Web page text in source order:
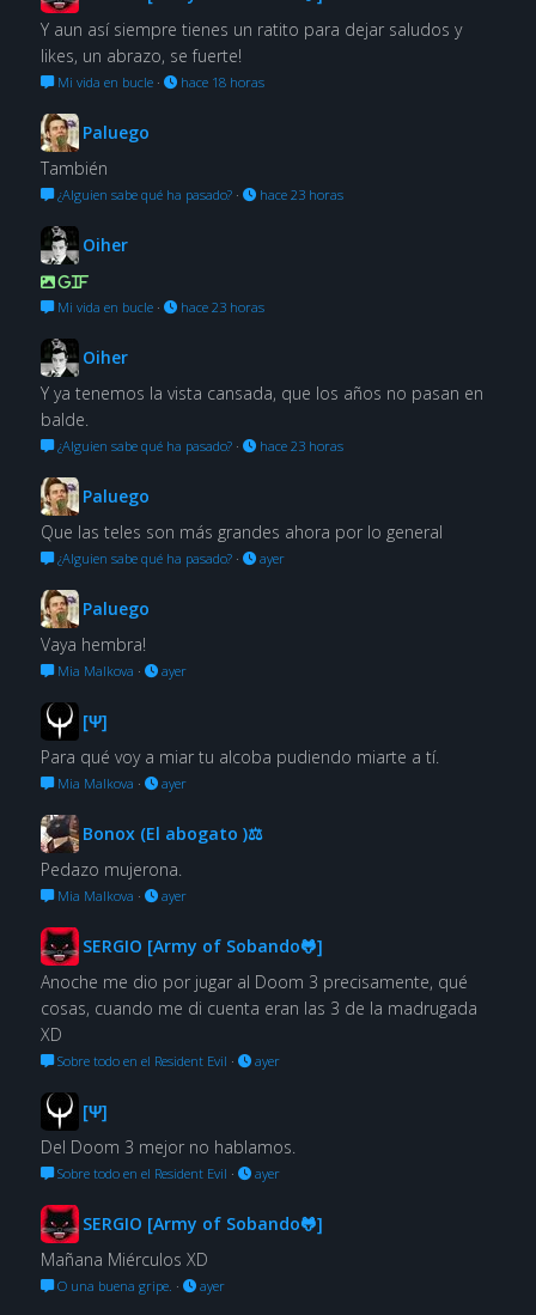
Y aun así siempre tienes un ratito para dejar saludos y
likes, un abrazo, se fuerte!
Mi vida en bucle· hace 18 horas
Paluego
También
¿Alguien sabe qué ha pasado?· hace 23 horas
Oiher
GIF
Mi vida en bucle· hace 23 horas
Oiher
Y ya tenemos la vista cansada, que los años no pasan en
balde.
¿Alguien sabe qué ha pasado?· hace 23 horas
Paluego
Que las teles son más grandes ahora por lo general
¿Alguien sabe qué ha pasado?· ayer
Paluego
Vaya hembra!
Mia Malkova · ayer
[Ψ]
Para qué voy a miar tu alcoba pudiendo miarte a tí.
Mia Malkova · ayer
Bonox (El abogato )⚖
Pedazo mujerona.
Mia Malkova · ayer
SERGIO [Army of Sobando🐸]
Anoche me dio por jugar al Doom 3 precisamente, qué
cosas, cuando me di cuenta eran las 3 de la madrugada
XD
Sobre todo en el Resident Evil · ayer
[Ψ]
Del Doom 3 mejor no hablamos.
Sobre todo en el Resident Evil · ayer
SERGIO [Army of Sobando🐸]
Mañana Miérculos XD
O una buena gripe. · ayer